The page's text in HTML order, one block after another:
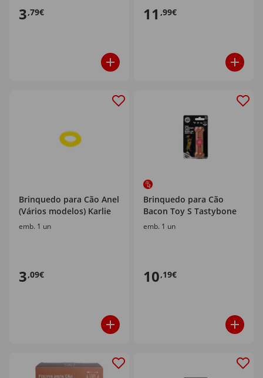
3,79€ 11 ,99€
Brinquedo para Cão Anel
(Vários modelos) Karlie
emb. 1 un
3,09€
Brinquedo para Cão
Bacon Toy S Tastybone
emb. 1 un
10,19€